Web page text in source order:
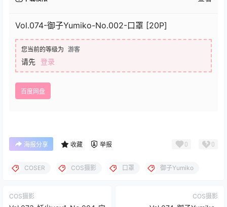
Vol.074-御子Yumiko-No.002-口罩 [20P]
您当前的等级为 游客
请先 登录
百度网盘
海报分享 收藏 举报 0 0
COSER COS摄影 口罩 御子Yumiko
COS摄影 COS摄影